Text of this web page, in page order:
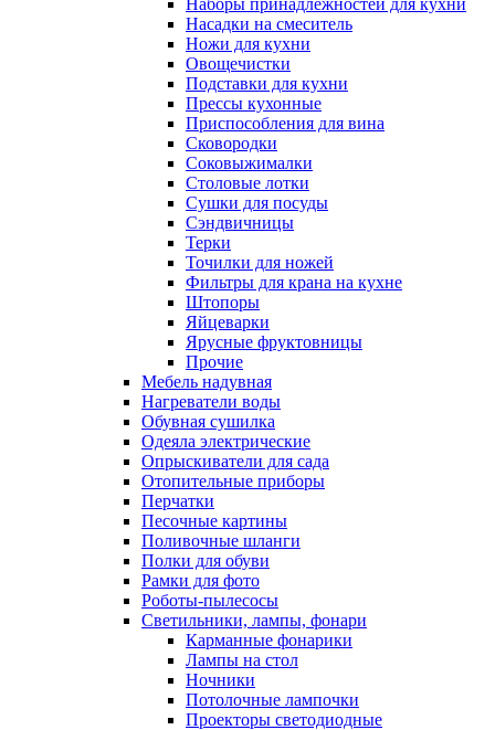
Наборы принадлежностей для кухни
Насадки на смеситель
Ножи для кухни
Овощечистки
Подставки для кухни
Прессы кухонные
Приспособления для вина
Сковородки
Соковыжималки
Столовые лотки
Сушки для посуды
Сэндвичницы
Терки
Точилки для ножей
Фильтры для крана на кухне
Штопоры
Яйцеварки
Ярусные фруктовницы
Прочие
Мебель надувная
Нагреватели воды
Обувная сушилка
Одеяла электрические
Опрыскиватели для сада
Отопительные приборы
Перчатки
Песочные картины
Поливочные шланги
Полки для обуви
Рамки для фото
Роботы-пылесосы
Светильники, лампы, фонари
Карманные фонарики
Лампы на стол
Ночники
Потолочные лампочки
Проекторы светодиодные